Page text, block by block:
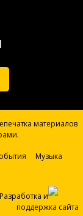
материалов
Музыка
Разработка и
поддержка сайта